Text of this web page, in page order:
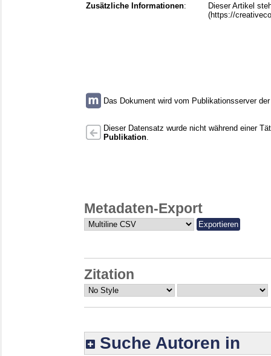
Zusätzliche Informationen:
Dieser Artikel
(https://
Das Dokument wird vom Publikationsserver
Dieser Datensatz wurde nicht während einer
Publikation
Metadaten-Export
Zitation
Suche Autoren in